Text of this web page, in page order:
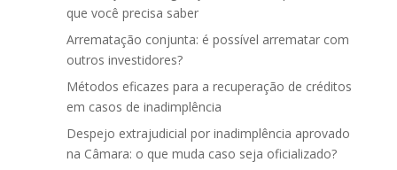
que você precisa saber
Arrematação conjunta: é possível arrematar com
outros investidores?
Métodos eficazes para a recuperação de créditos
em casos de inadimplência
Despejo extrajudicial por inadimplência aprovado
na Câmara: o que muda caso seja oficializado?